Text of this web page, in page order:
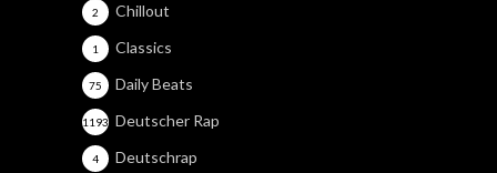
Chillout
2
Classics
1
Daily Beats
75
Deutscher Rap
1193
Deutschrap
4